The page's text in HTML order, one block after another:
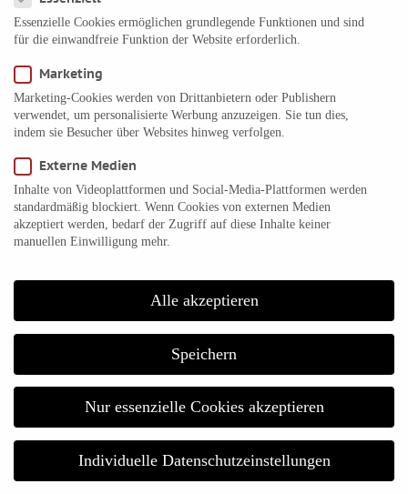
Dezember 2016
November 2016
September 2016
August 2016
Juli 2016
Juni 2016
Mai 2016
April 2016
März 2016
Juli 2015
Juni 2015
Essenzielle Cookies ermöglichen grundlegende Funktionen und sind
für die einwandfreie Funktion der Website erforderlich.
Marketing
Marketing-Cookies werden von Drittanbietern oder Publishern
verwendet, um personalisierte Werbung anzuzeigen. Sie tun dies,
indem sie Besucher über Websites hinweg verfolgen.
Externe Medien
Inhalte von Videoplattformen und Social-Media-Plattformen werden
standardmäßig blockiert. Wenn Cookies von externen Medien
akzeptiert werden, bedarf der Zugriff auf diese Inhalte keiner
manuellen Einwilligung mehr.
Alle akzeptieren
Speichern
Nur essenzielle Cookies akzeptieren
Individuelle Datenschutzeinstellungen